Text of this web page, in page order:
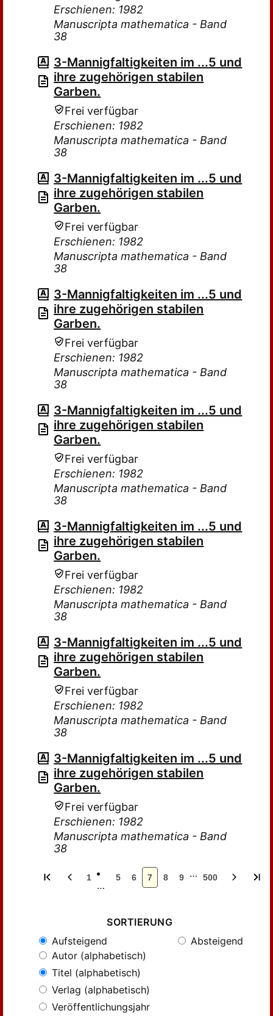
Erschienen: 1982
Manuscripta mathematica - Band
38
3-Mannigfaltigkeiten im ...5 und
ihre zugehörigen stabilen
Garben.
Frei verfügbar
Erschienen: 1982
Manuscripta mathematica - Band
38
3-Mannigfaltigkeiten im ...5 und
ihre zugehörigen stabilen
Garben.
Frei verfügbar
Erschienen: 1982
Manuscripta mathematica - Band
38
3-Mannigfaltigkeiten im ...5 und
ihre zugehörigen stabilen
Garben.
Frei verfügbar
Erschienen: 1982
Manuscripta mathematica - Band
38
3-Mannigfaltigkeiten im ...5 und
ihre zugehörigen stabilen
Garben.
Frei verfügbar
Erschienen: 1982
Manuscripta mathematica - Band
38
3-Mannigfaltigkeiten im ...5 und
ihre zugehörigen stabilen
Garben.
Frei verfügbar
Erschienen: 1982
Manuscripta mathematica - Band
38
3-Mannigfaltigkeiten im ...5 und
ihre zugehörigen stabilen
Garben.
Frei verfügbar
Erschienen: 1982
Manuscripta mathematica - Band
38
3-Mannigfaltigkeiten im ...5 und
ihre zugehörigen stabilen
Garben.
Frei verfügbar
Erschienen: 1982
Manuscripta mathematica - Band
38
1
…
5 6 7 8 9 … 500
SORTIERUNG
Aufsteigend
Absteigend
Autor (alphabetisch)
Titel (alphabetisch)
Verlag (alphabetisch)
Veröffentlichungsjahr